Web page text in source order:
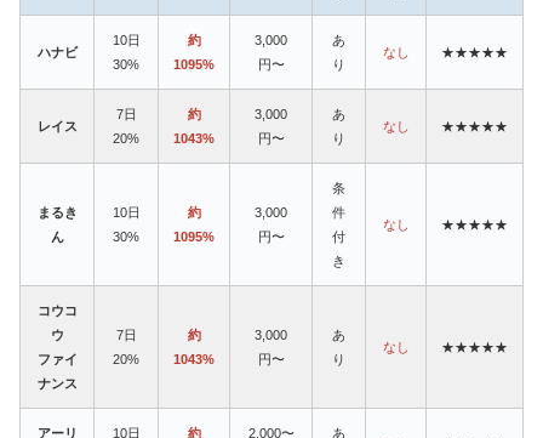
ハナビ
10日
30%
約
1095%
3,000
円〜
あ
り
なし ★★★★★
レイス
7日
20%
約
1043%
3,000
円〜
あ
り
なし ★★★★★
まるき
ん
10日
30%
約
1095%
3,000
円〜
条
件
付
き
なし ★★★★★
コウコ
ウ
ファイ
ナンス
7日
20%
約
1043%
3,000
円〜
あ
り
なし ★★★★★
アーリ
10日
約
2,000〜
あ